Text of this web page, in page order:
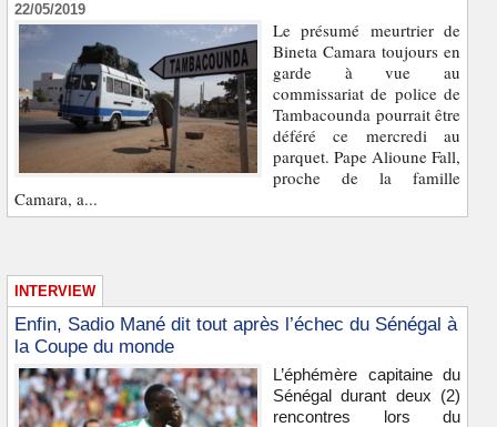
22/05/2019
Le présumé meurtrier de
Bineta Camara toujours en
garde à vue au
commissariat de police de
Tambacounda pourrait être
déféré ce mercredi au
parquet. Pape Alioune Fall,
proche de la famille
Camara, a...
INTERVIEW
Enfin, Sadio Mané dit tout après l’échec du Sénégal à
la Coupe du monde
L’éphémère capitaine du
Sénégal durant deux (2)
rencontres lors du